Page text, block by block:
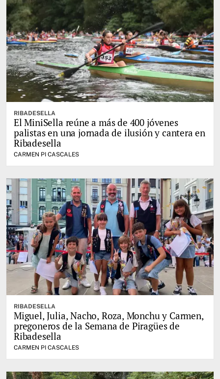
RIBADESELLA
El MiniSella reúne a más de 400 jóvenes
palistas en una jornada de ilusión y cantera en
Ribadesella
CARMEN PI CASCALES
RIBADESELLA
Miguel, Julia, Nacho, Roza, Monchu y Carmen,
pregoneros de la Semana de Piragües de
Ribadesella
CARMEN PI CASCALES